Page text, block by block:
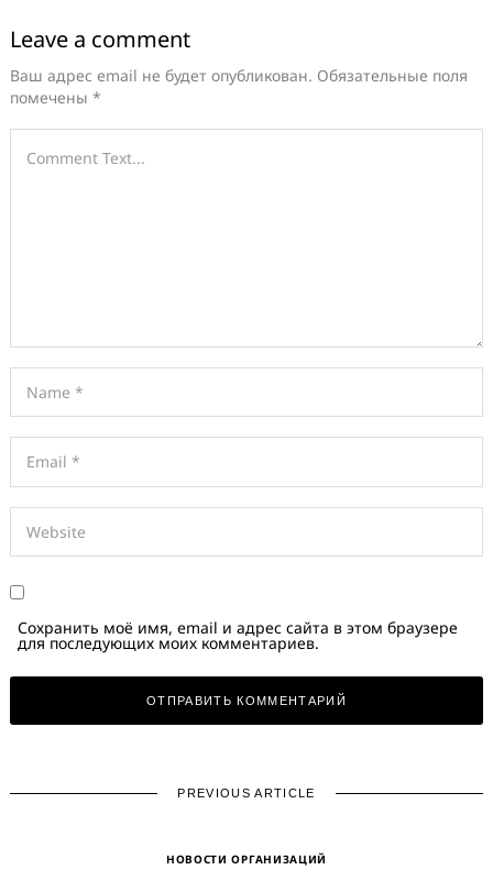
Leave a comment
Ваш адрес email не будет опубликован. Обязательные поля
помечены *
Сохранить моё имя, email и адрес сайта в этом браузере
для последующих моих комментариев.
PREVIOUS ARTICLE
НОВОСТИ ОРГАНИЗАЦИЙ
for: